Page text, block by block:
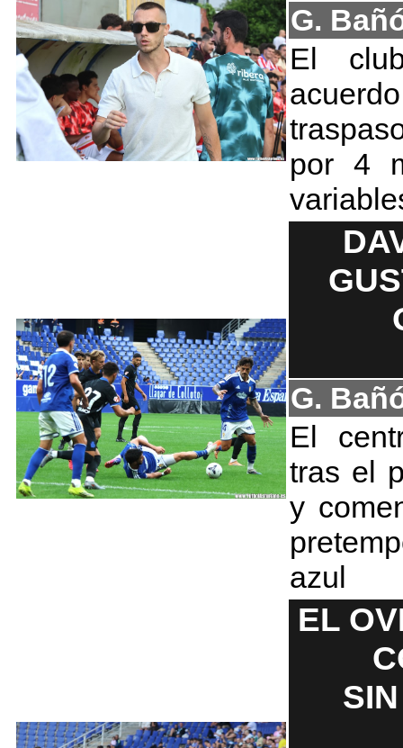
G.
El
por 4
G.
El
tras el
y
azul
EL